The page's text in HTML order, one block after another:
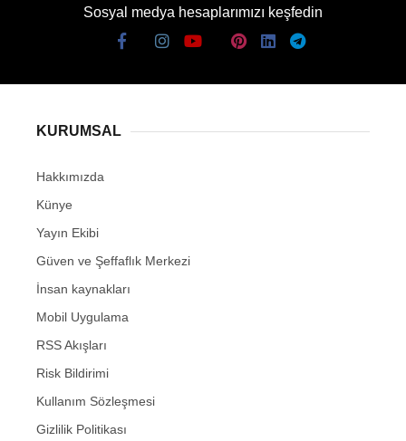
Sosyal medya hesaplarımızı keşfedin
KURUMSAL
Hakkımızda
Künye
Yayın Ekibi
Güven ve Şeffaflık Merkezi
İnsan kaynakları
Mobil Uygulama
RSS Akışları
Risk Bildirimi
Kullanım Sözleşmesi
Gizlilik Politikası